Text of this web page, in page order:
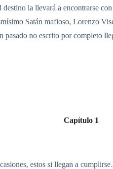
la llevará a encontrarse
Satán mafioso, Lorenzo
pasado no escrito por completo
Capítulo 1
estos si llegan a